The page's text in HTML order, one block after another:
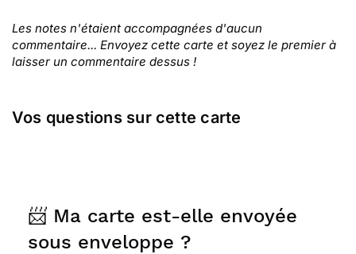
Les notes n'étaient accompagnées d'aucun
commentaire... Envoyez cette carte et soyez le premier à
laisser un commentaire dessus !
Vos questions sur cette carte
📨 Ma carte est-elle envoyée
sous enveloppe ?